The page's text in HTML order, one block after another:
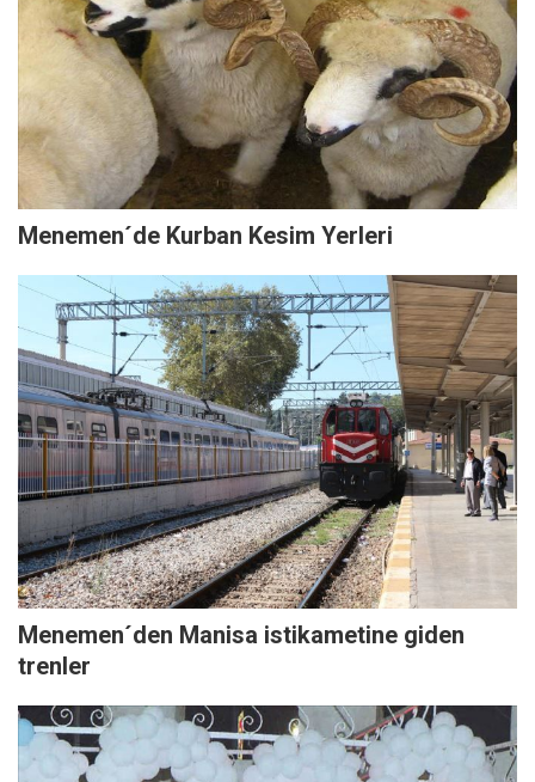
Menemen´de Kurban Kesim Yerleri
Menemen´den Manisa istikametine giden
trenler